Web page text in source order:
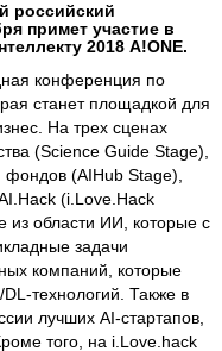
российский
примет участие в
2018 A!ONE.
конференция по
станет площадкой для
На трех сценах
(Science Guide Stage),
фондов (AIHub Stage),
(i.Love.Hack
области ИИ, которые с
задачи
компаний, которые
технологий. Также в
лучших AI-стартапов,
того, на i.Love.hack